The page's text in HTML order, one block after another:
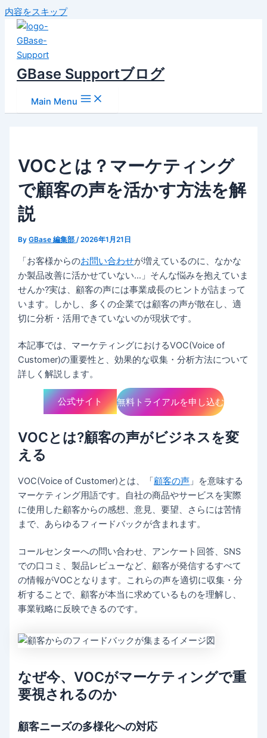
内容をスキップ
GBase Supportブログ
Main Menu
VOCとは？マーケティング
で顧客の声を活かす方法を解
説
ByGBase 編集部/2026年1月21日
「お客様からのお問い合わせが増えているのに、なかな
か製品改善に活かせていない…」そんな悩みを抱えていま
せんか?実は、顧客の声には事業成長のヒントが詰まって
います。しかし、多くの企業では顧客の声が散在し、適
切に分析・活用できていないのが現状です。
本記事では、マーケティングにおけるVOC(Voice of
Customer)の重要性と、効果的な収集・分析方法について
詳しく解説します。
公式サイト 無料トライアルを申し込む
VOCとは?顧客の声がビジネスを変
える
VOC(Voice of Customer)とは、「 顧客の声 」を意味する
マーケティング用語です。自社の商品やサービスを実際
に使用した顧客からの感想、意見、要望、さらには苦情
まで、あらゆるフィードバックが含まれます。
コールセンターへの問い合わせ、アンケート回答、SNS
での口コミ、製品レビューなど、顧客が発信するすべて
の情報がVOCとなります。これらの声を適切に収集・分
析することで、顧客が本当に求めているものを理解し、
事業戦略に反映できるのです。
なぜ今、VOCがマーケティングで重
要視されるのか
顧客ニーズの多様化への対応